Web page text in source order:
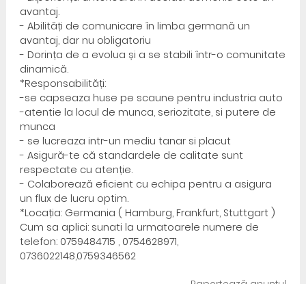
avantaj.
- Abilități de comunicare în limba germană un
avantaj, dar nu obligatoriu
- Dorința de a evolua și a se stabili într-o comunitate
dinamică.
*Responsabilități:
-se capseaza huse pe scaune pentru industria auto
-atentie la locul de munca, seriozitate, si putere de
munca
- se lucreaza intr-un mediu tanar si placut
- Asigură-te că standardele de calitate sunt
respectate cu atenție.
- Colaborează eficient cu echipa pentru a asigura
un flux de lucru optim.
*Locația: Germania ( Hamburg, Frankfurt, Stuttgart )
Cum sa aplici: sunati la urmatoarele numere de
telefon: 0759484715 , 0754628971,
0736022148,0759346562